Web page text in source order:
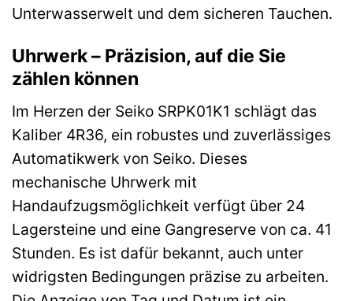
Unterwasserwelt und dem sicheren Tauchen.
Uhrwerk – Präzision, auf die Sie
zählen können
Im Herzen der Seiko SRPK01K1 schlägt das
Kaliber 4R36, ein robustes und zuverlässiges
Automatikwerk von Seiko. Dieses
mechanische Uhrwerk mit
Handaufzugsmöglichkeit verfügt über 24
Lagersteine und eine Gangreserve von ca. 41
Stunden. Es ist dafür bekannt, auch unter
widrigsten Bedingungen präzise zu arbeiten.